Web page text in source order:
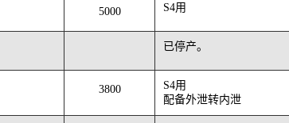
5000 S4用
已停产。
3800
S4用
配备外泄转内泄